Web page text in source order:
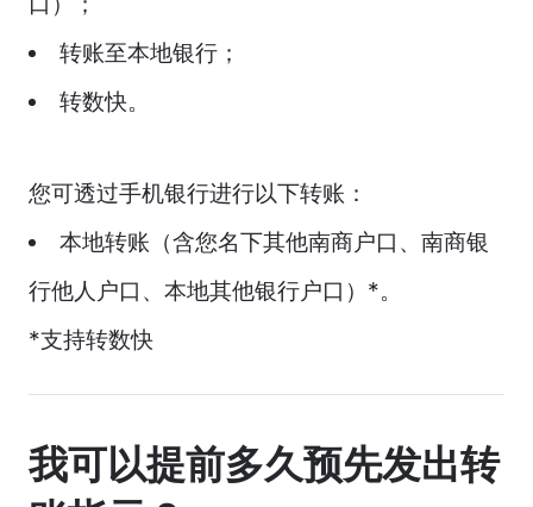
转账至本地银行；
转数快。
您可透过手机银行进行以下转账：
本地转账（含您名下其他南商户口、南商银
行他人户口、本地其他银行户口）*。
*支持转数快
我可以提前多久预先发出转